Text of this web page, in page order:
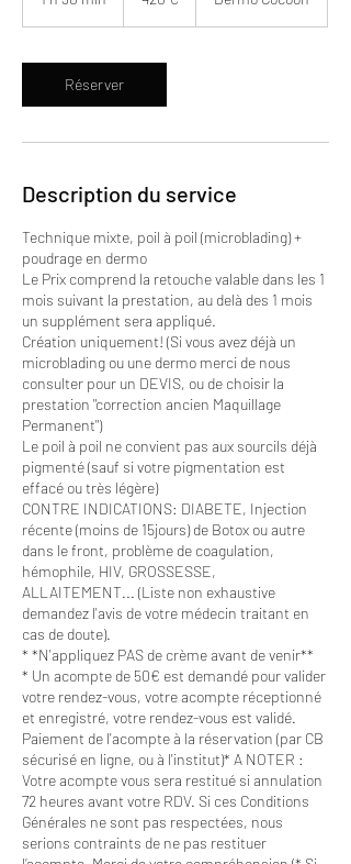
m
i
n
Réserver
Description du service
Technique mixte, poil à poil (microblading) +
poudrage en dermo
Le Prix comprend la retouche valable dans les 1
mois suivant la prestation, au delà des 1 mois
un supplément sera appliqué.
Création uniquement! (Si vous avez déjà un
microblading ou une dermo merci de nous
consulter pour un DEVIS, ou de choisir la
prestation "correction ancien Maquillage
Permanent")
Le poil à poil ne convient pas aux sourcils déjà
pigmenté (sauf si votre pigmentation est
effacé ou très légère)
CONTRE INDICATIONS: DIABETE, Injection
récente (moins de 15jours) de Botox ou autre
dans le front, problème de coagulation,
hémophile, HIV, GROSSESSE,
ALLAITEMENT... (Liste non exhaustive
demandez l'avis de votre médecin traitant en
cas de doute).
* *N'appliquez PAS de crème avant de venir**
* Un acompte de 50€ est demandé pour valider
votre rendez-vous, votre acompte réceptionné
et enregistré, votre rendez-vous est validé.
Paiement de l'acompte à la réservation (par CB
sécurisé en ligne, ou à l'institut)* A NOTER :
Votre acompte vous sera restitué si annulation
72 heures avant votre RDV. Si ces Conditions
Générales ne sont pas respectées, nous
serions contraints de ne pas restituer